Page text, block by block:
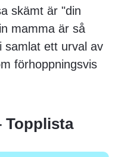
skämt är "din
mamma är så
samlat ett urval av
förhoppningsvis
Topplista